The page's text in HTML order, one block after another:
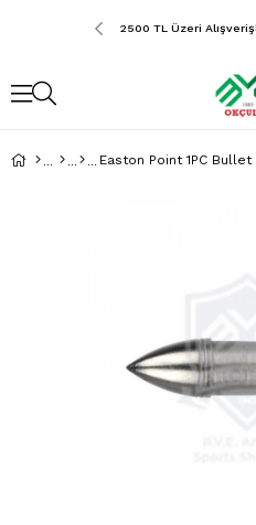
Ücretsiz Kargo 2500 TL Üzeri
Easton Point 1PC Bullet